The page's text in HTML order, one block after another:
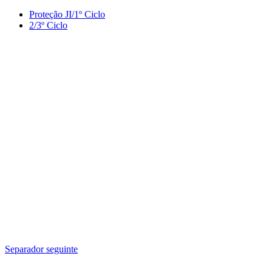
Proteção JI/1º Ciclo
2/3º Ciclo
Separador seguinte